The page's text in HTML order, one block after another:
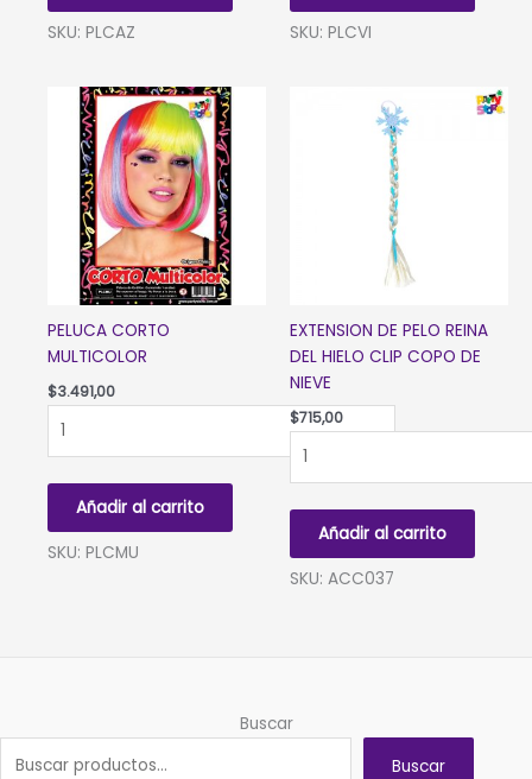
SKU: PLCAZ
SKU: PLCVI
PELUCA CORTO
MULTICOLOR
$3.491,00
CORTO
cantidad
Añadir al carrito
SKU: PLCMU
EXTENSION DE PELO REINA
DEL HIELO CLIP COPO DE
NIEVE
$715,00
DE
HIELO
Añadir al carrito
SKU: ACC037
Buscar
Buscar